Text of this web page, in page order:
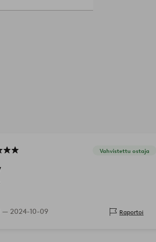
Vahvistettu ostaja
— 2024-10-09 Raportoi